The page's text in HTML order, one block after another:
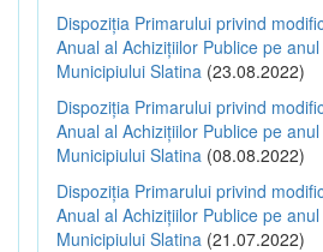
Dispoziția Primarului privind
Anual al Achizițiilor Publice pe
Municipiului Slatina (23.08.2022)
Dispoziția Primarului privind
Anual al Achizițiilor Publice pe
Municipiului Slatina (08.08.2022)
Dispoziția Primarului privind
Anual al Achizițiilor Publice pe
Municipiului Slatina (21.07.2022)